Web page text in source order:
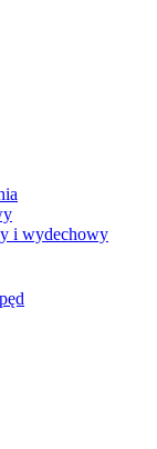
i wydechowy